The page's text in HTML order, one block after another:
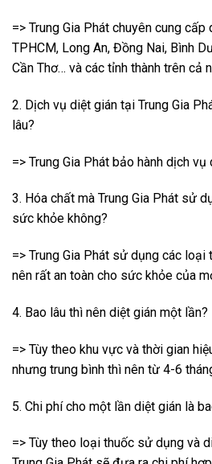
=> Trung Gia Phát chuyên cung
TPHCM, Long An, Đồng Nai, Bình
Cần Thơ… và các tỉnh thành trên cả
2. Dịch vụ diệt gián tại Trung Gia
lâu?
=> Trung Gia Phát bảo hành dịch
3. Hóa chất mà Trung Gia Phát sử
sức khỏe không?
=> Trung Gia Phát sử dụng các
nên rất an toàn cho sức khỏe của
4. Bao lâu thì nên diệt gián một lần?
=> Tùy theo khu vực và thời gian
nhưng trung bình thì nên từ 4-6
5. Chi phí cho một lần diệt gián là
=> Tùy theo loại thuốc sử dụng và